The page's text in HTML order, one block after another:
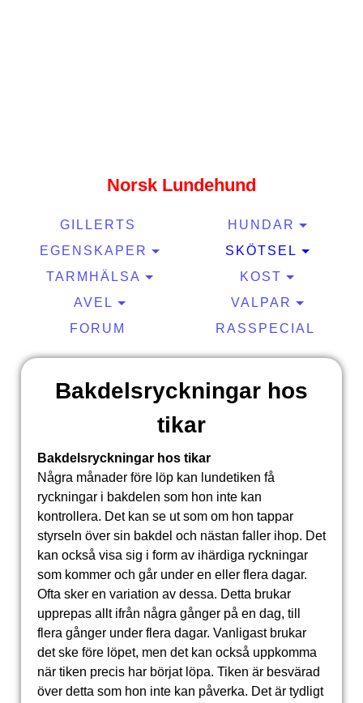
Norsk Lundehund
GILLERTS
HUNDAR
EGENSKAPER
SKÖTSEL
TARMHÄLSA
KOST
AVEL
VALPAR
FORUM
RASSPECIAL
Bakdelsryckningar hos
tikar
Bakdelsryckningar hos tikar
Några månader före löp kan lundetiken få
ryckningar i bakdelen som hon inte kan
kontrollera. Det kan se ut som om hon tappar
styrseln över sin bakdel och nästan faller ihop. Det
kan också visa sig i form av ihärdiga ryckningar
som kommer och går under en eller flera dagar.
Ofta sker en variation av dessa. Detta brukar
upprepas allt ifrån några gånger på en dag, till
flera gånger under flera dagar. Vanligast brukar
det ske före löpet, men det kan också uppkomma
när tiken precis har börjat löpa. Tiken är besvärad
över detta som hon inte kan påverka. Det är tydligt